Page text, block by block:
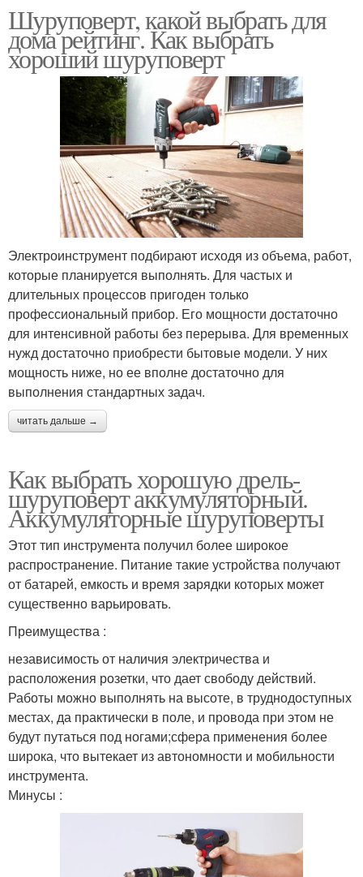
Шуруповерт, какой выбрать для
дома рейтинг. Как выбрать
хороший шуруповерт
Электроинструмент подбирают исходя из объема, работ,
которые планируется выполнять. Для частых и
длительных процессов пригоден только
профессиональный прибор. Его мощности достаточно
для интенсивной работы без перерыва. Для временных
нужд достаточно приобрести бытовые модели. У них
мощность ниже, но ее вполне достаточно для
выполнения стандартных задач.
читать дальше →
Как выбрать хорошую дрель-
шуруповерт аккумуляторный.
Аккумуляторные шуруповерты
Этот тип инструмента получил более широкое
распространение. Питание такие устройства получают
от батарей, емкость и время зарядки которых может
существенно варьировать.
Преимущества :
независимость от наличия электричества и
расположения розетки, что дает свободу действий.
Работы можно выполнять на высоте, в труднодоступных
местах, да практически в поле, и провода при этом не
будут путаться под ногами;сфера применения более
широка, что вытекает из автономности и мобильности
инструмента.
Минусы :